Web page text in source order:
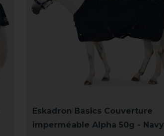
Eskadron Basics Couverture
imperméable Alpha 50g - Navy